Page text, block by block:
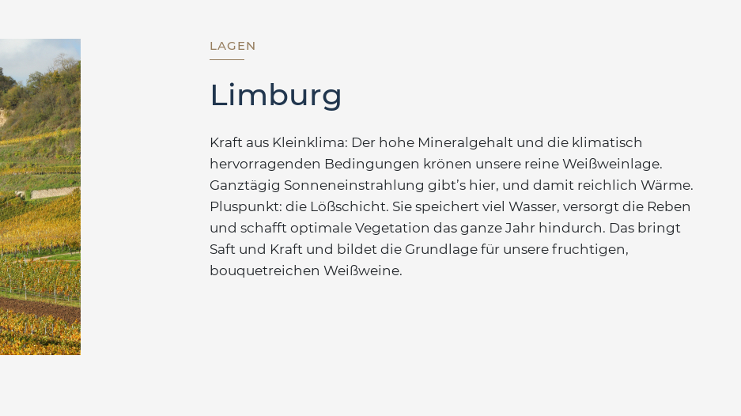
LAGEN
Limburg
Kraft aus Kleinklima: Der hohe Mineralgehalt und die klimatisch
hervorragenden Bedingungen krönen unsere reine Weißweinlage.
Ganztägig Sonneneinstrahlung gibt’s hier, und damit reichlich Wärme.
Pluspunkt: die Lößschicht. Sie speichert viel Wasser, versorgt die Reben
und schafft optimale Vegetation das ganze Jahr hindurch. Das bringt
Saft und Kraft und bildet die Grundlage für unsere fruchtigen,
bouquetreichen Weißweine.